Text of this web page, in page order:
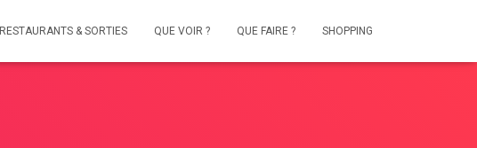
RESTAURANTS & SORTIES QUE VOIR ? QUE FAIRE ? SHOPPING